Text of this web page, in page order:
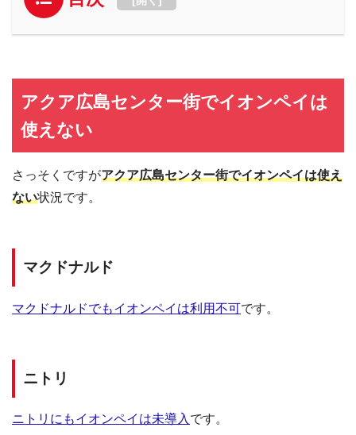
アクア広島センター街でイオンペイは
使えない
さっそくですがアクア広島センター街でイオンペイは使え
ない状況です。
マクドナルド
マクドナルドでもイオンペイは利用不可です。
ニトリ
ニトリにもイオンペイは未導入 です。